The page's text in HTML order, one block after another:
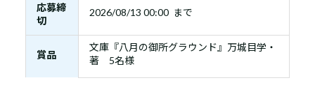
応募締
切
2026/08/13 00:00 まで
賞品
文庫『八月の御所グラウンド』万城目学・
著 5名様